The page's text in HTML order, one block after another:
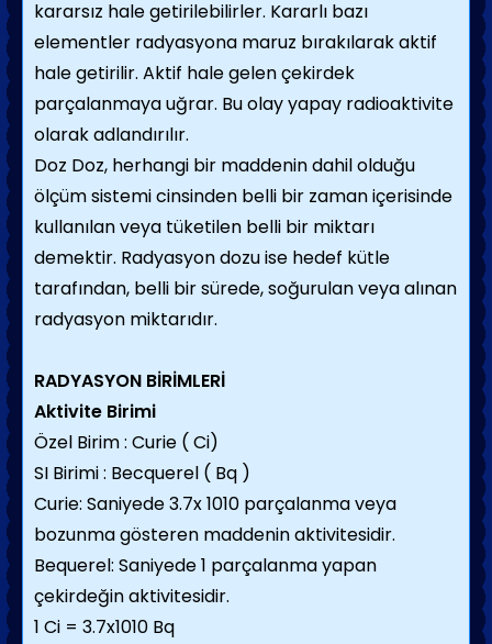
kararsız hale getirilebilirler. Kararlı bazı
elementler radyasyona maruz bırakılarak aktif
hale getirilir. Aktif hale gelen çekirdek
parçalanmaya uğrar. Bu olay yapay radioaktivite
olarak adlandırılır.
Doz Doz, herhangi bir maddenin dahil olduğu
ölçüm sistemi cinsinden belli bir zaman içerisinde
kullanılan veya tüketilen belli bir miktarı
demektir. Radyasyon dozu ise hedef kütle
tarafından, belli bir sürede, soğurulan veya alınan
radyasyon miktarıdır.
RADYASYON BİRİMLERİ
Aktivite Birimi
Özel Birim : Curie ( Ci)
SI Birimi : Becquerel ( Bq )
Curie: Saniyede 3.7x 1010 parçalanma veya
bozunma gösteren maddenin aktivitesidir.
Bequerel: Saniyede 1 parçalanma yapan
çekirdeğin aktivitesidir.
1 Ci = 3.7x1010 Bq